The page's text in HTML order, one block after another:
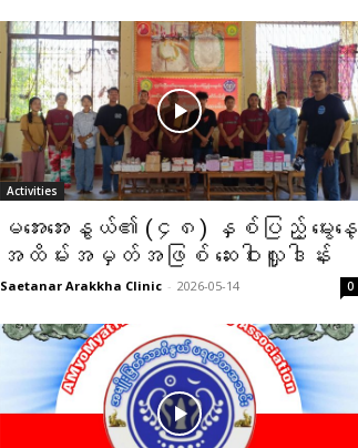
Activities
မအေးအေးနွယ်၏ (၄၈) နှစ်ပြည့် မွေးနေ့
အထိမ်းအမှတ်အဖြစ် ဆေးဝါးလှူဒါန်း
Saetanar Arakkha Clinic - 2026-05-14 0